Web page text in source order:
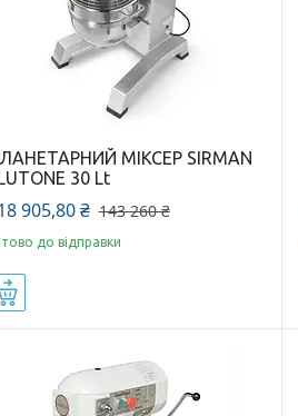
МІКСЕР SIRMAN
30 Lt
905,80 ₴ 143 260 ₴
до відправки